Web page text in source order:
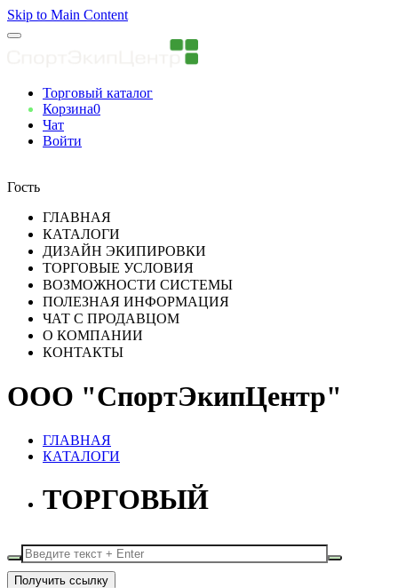
Skip to Main Content
Торговый каталог
Корзина0
Чат
Войти
Гость
ГЛАВНАЯ
КАТАЛОГИ
ДИЗАЙН ЭКИПИРОВКИ
ТОРГОВЫЕ УСЛОВИЯ
ВОЗМОЖНОСТИ СИСТЕМЫ
ПОЛЕЗНАЯ ИНФОРМАЦИЯ
ЧАТ С ПРОДАВЦОМ
О КОМПАНИИ
КОНТАКТЫ
ООО "СпортЭкипЦентр"
ГЛАВНАЯ
КАТАЛОГИ
ТОРГОВЫЙ
Получить ссылку